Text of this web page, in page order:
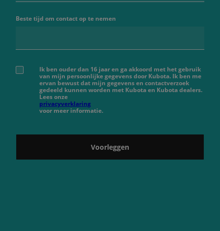
Beste tijd om contact op te nemen
Ik ben ouder dan 16 jaar en ga akkoord met het gebruik
van mijn persoonlijke gegevens door Kubota. Ik ben me
ervan bewust dat mijn gegevens en contactverzoek
gedeeld kunnen worden met Kubota en Kubota dealers.
Lees onze
privacyverklaring
voor meer informatie.
Voorleggen